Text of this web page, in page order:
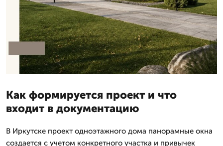
Как формируется проект и что
входит в документацию
В Иркутске проект одноэтажного дома панорамные окна
создается с учетом конкретного участка и привычек